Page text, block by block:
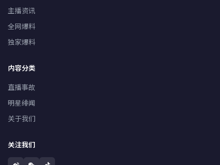
主播资讯
全网爆料
独家爆料
内容分类
直播事故
明星绯闻
关于我们
关注我们